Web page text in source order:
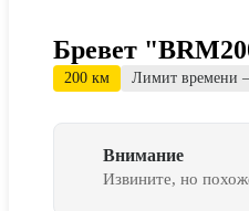
Бревет
200 км Лимит времени
Внимание
Извините, но